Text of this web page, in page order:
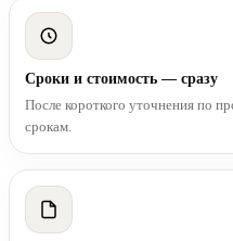
Сроки и стоимость — сразу
После короткого уточнения по
срокам.